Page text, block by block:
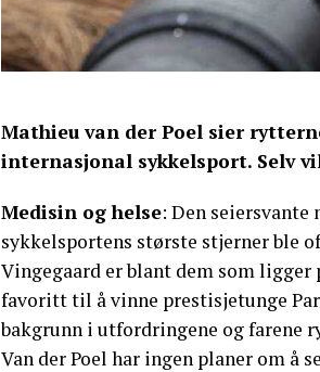
Mathieu van der Poel sier
internasjonal sykkelsport. Selv
Medisin og helse: Den
sykkelsportens største stjerner ble
Vingegaard er blant dem som ligger
favoritt til å vinne prestisjetunge
bakgrunn i utfordringene og farene
Van der Poel har ingen planer om å